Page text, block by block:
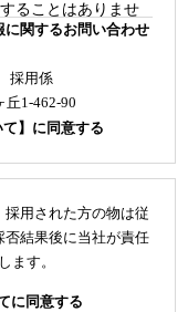
ることはありませ
施する場合、試験
。
経歴書については
おいて適切な判断
、当社が個人情報
、利用目的の通知
に関するお問い合わせ
採用係
1-462-90
て】に同意する
採用された方の物は従
結果後に当社が責任
ます。
に同意する